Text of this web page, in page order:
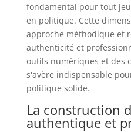
fondamental pour tout
en politique. Cette
approche méthodique et
authenticité et
outils numériques et des
s'avère indispensable
politique solide.
La construction
authentique et